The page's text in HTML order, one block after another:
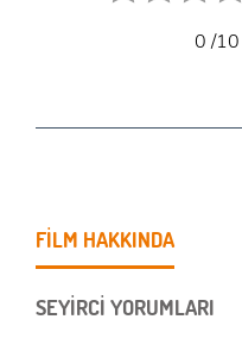
0/10
FİLM HAKKINDA
SEYİRCİ YORUMLARI